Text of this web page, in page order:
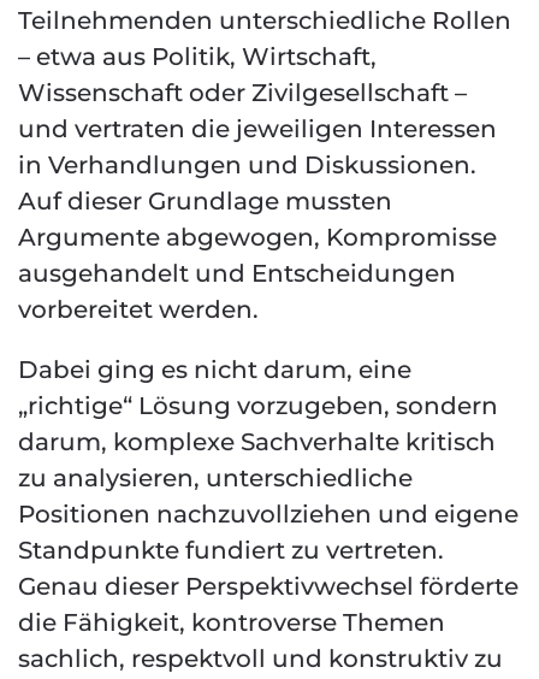
Teilnehmenden unterschiedliche Rollen
– etwa aus Politik, Wirtschaft,
Wissenschaft oder Zivilgesellschaft –
und vertraten die jeweiligen Interessen
in Verhandlungen und Diskussionen.
Auf dieser Grundlage mussten
Argumente abgewogen, Kompromisse
ausgehandelt und Entscheidungen
vorbereitet werden.
Dabei ging es nicht darum, eine
„richtige“ Lösung vorzugeben, sondern
darum, komplexe Sachverhalte kritisch
zu analysieren, unterschiedliche
Positionen nachzuvollziehen und eigene
Standpunkte fundiert zu vertreten.
Genau dieser Perspektivwechsel förderte
die Fähigkeit, kontroverse Themen
sachlich, respektvoll und konstruktiv zu